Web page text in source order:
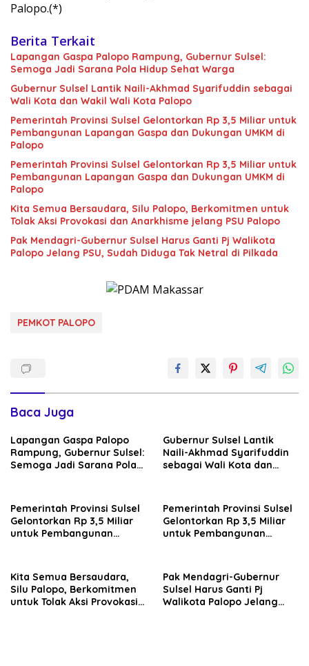
Palopo.(*)
Berita Terkait
Lapangan Gaspa Palopo Rampung, Gubernur Sulsel:
Semoga Jadi Sarana Pola Hidup Sehat Warga
Gubernur Sulsel Lantik Naili-Akhmad Syarifuddin sebagai
Wali Kota dan Wakil Wali Kota Palopo
Pemerintah Provinsi Sulsel Gelontorkan Rp 3,5 Miliar untuk
Pembangunan Lapangan Gaspa dan Dukungan UMKM di
Palopo
Pemerintah Provinsi Sulsel Gelontorkan Rp 3,5 Miliar untuk
Pembangunan Lapangan Gaspa dan Dukungan UMKM di
Palopo
Kita Semua Bersaudara, Silu Palopo, Berkomitmen untuk
Tolak Aksi Provokasi dan Anarkhisme jelang PSU Palopo
Pak Mendagri-Gubernur Sulsel Harus Ganti Pj Walikota
Palopo Jelang PSU, Sudah Diduga Tak Netral di Pilkada
PEMKOT PALOPO
Baca Juga
Lapangan Gaspa Palopo
Rampung, Gubernur Sulsel:
Semoga Jadi Sarana Pola
Gubernur Sulsel Lantik
Naili-Akhmad Syarifuddin
sebagai Wali Kota dan
Pemerintah Provinsi Sulsel
Gelontorkan Rp 3,5 Miliar
untuk Pembangunan
Pemerintah Provinsi Sulsel
Gelontorkan Rp 3,5 Miliar
untuk Pembangunan
Kita Semua Bersaudara,
Silu Palopo, Berkomitmen
untuk Tolak Aksi Provokasi
Pak Mendagri-Gubernur
Sulsel Harus Ganti Pj
Walikota Palopo Jelang